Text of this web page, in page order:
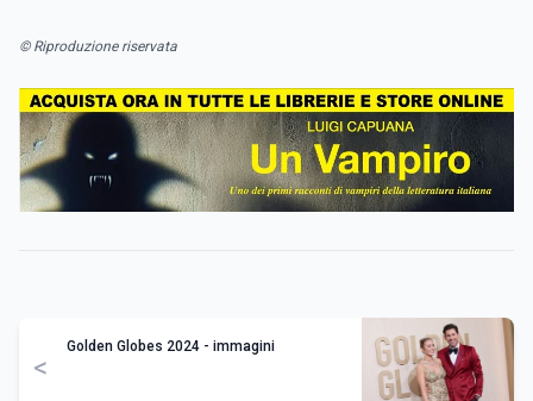
© Riproduzione riservata
<
Golden Globes 2024 - immagini